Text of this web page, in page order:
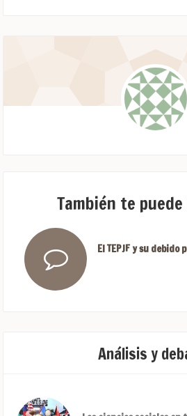
También te
El TEPJF y su
Análisis y